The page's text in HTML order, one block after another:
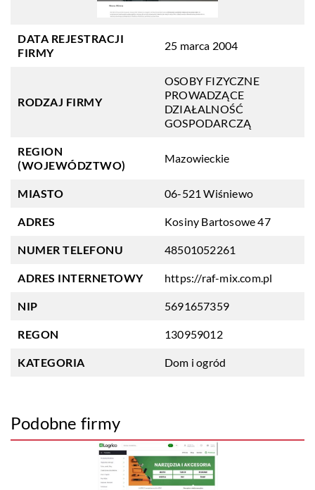
DATA REJESTRACJI
FIRMY
25 marca 2004
RODZAJ FIRMY
OSOBY FIZYCZNE
PROWADZĄCE
DZIAŁALNOŚĆ
GOSPODARCZĄ
REGION
(WOJEWÓDZTWO)
Mazowieckie
MIASTO 06-521 Wiśniewo
ADRES Kosiny Bartosowe 47
NUMER TELEFONU 48501052261
ADRES INTERNETOWY https://raf-mix.com.pl
NIP 5691657359
REGON 130959012
KATEGORIA Dom i ogród
Podobne firmy